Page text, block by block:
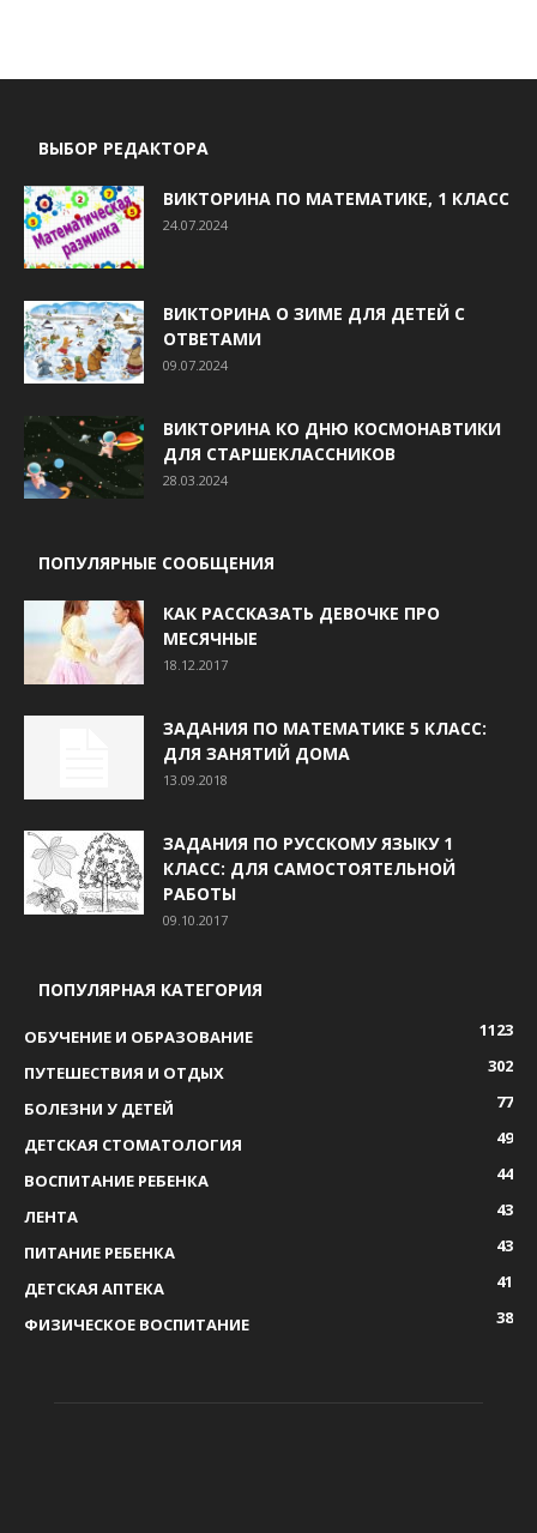
ВЫБОР РЕДАКТОРА
ВИКТОРИНА ПО МАТЕМАТИКЕ, 1 КЛАСС
24.07.2024
ВИКТОРИНА О ЗИМЕ ДЛЯ ДЕТЕЙ С
ОТВЕТАМИ
09.07.2024
ВИКТОРИНА КО ДНЮ КОСМОНАВТИКИ
ДЛЯ СТАРШЕКЛАССНИКОВ
28.03.2024
ПОПУЛЯРНЫЕ СООБЩЕНИЯ
КАК РАССКАЗАТЬ ДЕВОЧКЕ ПРО
МЕСЯЧНЫЕ
18.12.2017
ЗАДАНИЯ ПО МАТЕМАТИКЕ 5 КЛАСС:
ДЛЯ ЗАНЯТИЙ ДОМА
13.09.2018
ЗАДАНИЯ ПО РУССКОМУ ЯЗЫКУ 1
КЛАСС: ДЛЯ САМОСТОЯТЕЛЬНОЙ
РАБОТЫ
09.10.2017
ПОПУЛЯРНАЯ КАТЕГОРИЯ
ОБУЧЕНИЕ И ОБРАЗОВАНИЕ
1123
ПУТЕШЕСТВИЯ И ОТДЫХ
302
БОЛЕЗНИ У ДЕТЕЙ
77
ДЕТСКАЯ СТОМАТОЛОГИЯ
49
ВОСПИТАНИЕ РЕБЕНКА
44
ЛЕНТА
43
ПИТАНИЕ РЕБЕНКА
43
ДЕТСКАЯ АПТЕКА
41
ФИЗИЧЕСКОЕ ВОСПИТАНИЕ
38